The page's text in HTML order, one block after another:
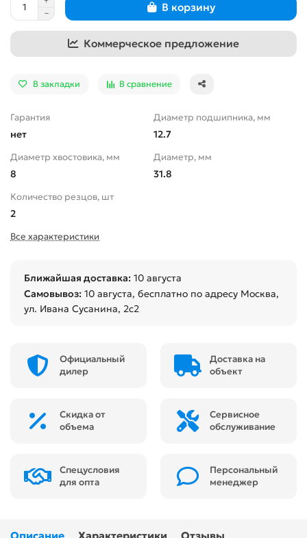
В корзину
Коммерческое предложение
В закладки В сравнение
Гарантия
нет
Диаметр подшипника, мм
12.7
Диаметр хвостовика, мм
8
Диаметр, мм
31.8
Количество резцов, шт
2
Все характеристики
Ближайшая доставка: 10 августа
Самовывоз: 10 августа, бесплатно по адресу Москва,
ул. Ивана Сусанина, 2с2
Официальный
дилер
Доставка на
объект
Скидка от
объема
Сервисное
обслуживание
Спецусловия
для опта
Персональный
менеджер